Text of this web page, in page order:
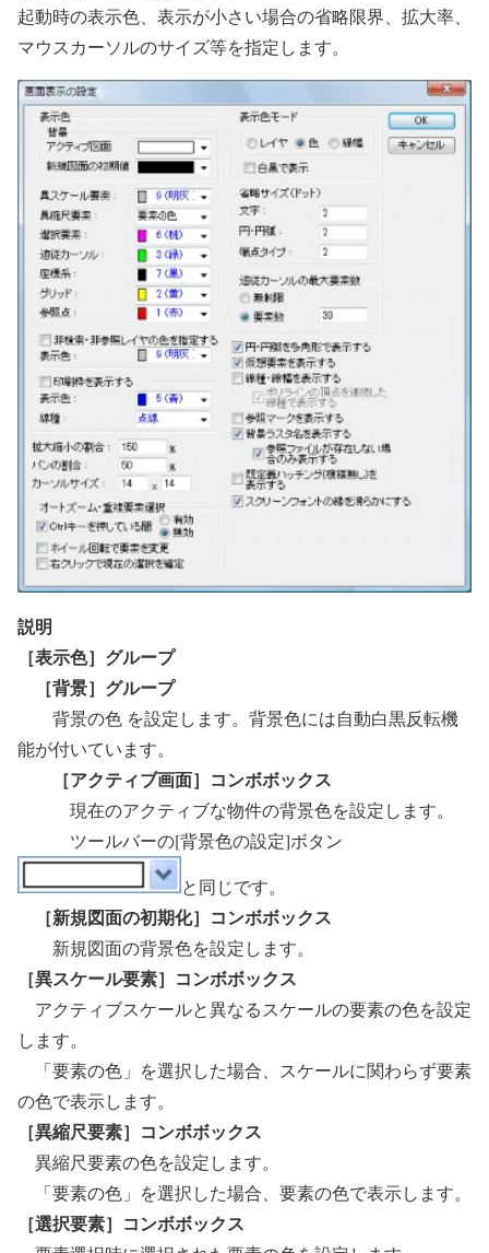
起動時の表示色、表示が小さい場合の省略限界、拡大率、
マウスカーソルのサイズ等を指定します。
説明
［表示色］グループ
［背景］グループ
背景の色 を設定します。背景色には自動白黒反転機
能が付いています。
［アクティブ画面］コンボボックス
現在のアクティブな物件の背景色を設定します。
ツールバーの[背景色の設定]ボタン
と同じです。
［新規図面の初期化］コンボボックス
新規図面の背景色を設定します。
［異スケール要素］コンボボックス
アクティブスケールと異なるスケールの要素の色を設定
します。
「要素の色」を選択した場合、スケールに関わらず要素
の色で表示します。
［異縮尺要素］コンボボックス
異縮尺要素の色を設定します。
「要素の色」を選択した場合、要素の色で表示します。
［選択要素］コンボボックス